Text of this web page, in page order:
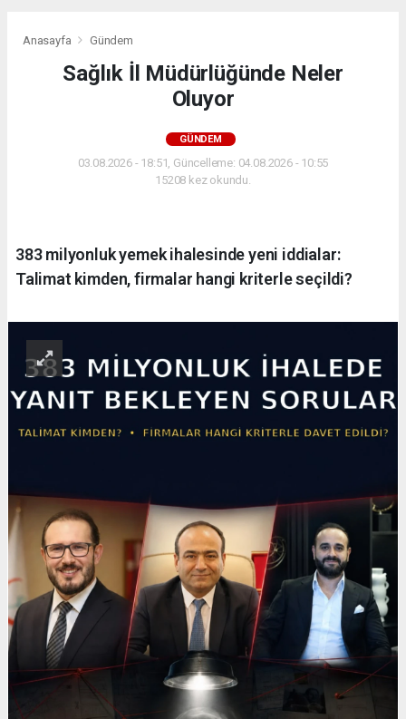
Anasayfa Gündem
Sağlık İl Müdürlüğünde Neler
Oluyor
GÜNDEM
03.08.2026 - 18:51, Güncelleme: 04.08.2026 - 10:55
15208 kez okundu.
383 milyonluk yemek ihalesinde yeni iddialar:
Talimat kimden, firmalar hangi kriterle seçildi?